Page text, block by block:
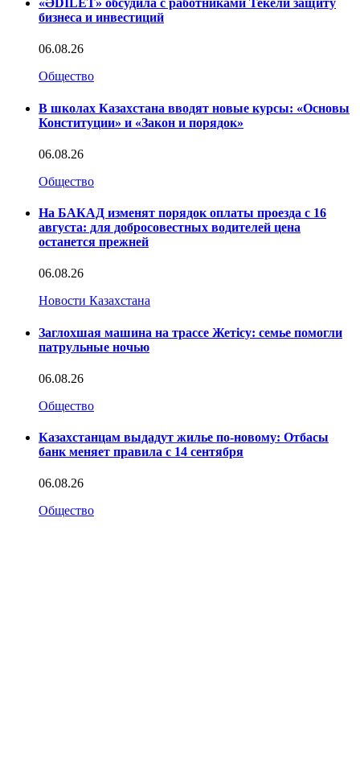
«ӘDILET» обсудила с работниками Текели защиту
бизнеса и инвестиций
06.08.26
Общество
В школах Казахстана вводят новые курсы: «Основы
Конституции» и «Закон и порядок»
06.08.26
Общество
На БАКАД изменят порядок оплаты проезда с 16
августа: для добросовестных водителей цена
останется прежней
06.08.26
Новости Казахстана
Заглохшая машина на трассе Жетісу: семье помогли
патрульные ночью
06.08.26
Общество
Казахстанцам выдадут жилье по-новому: Отбасы
банк меняет правила с 14 сентября
06.08.26
Общество